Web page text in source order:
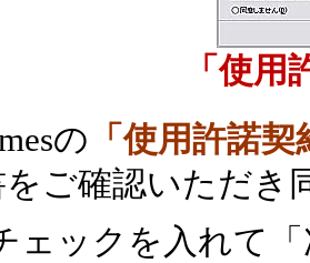
「使
の 「使用許諾契
ご確認いただき
ェックを入れて